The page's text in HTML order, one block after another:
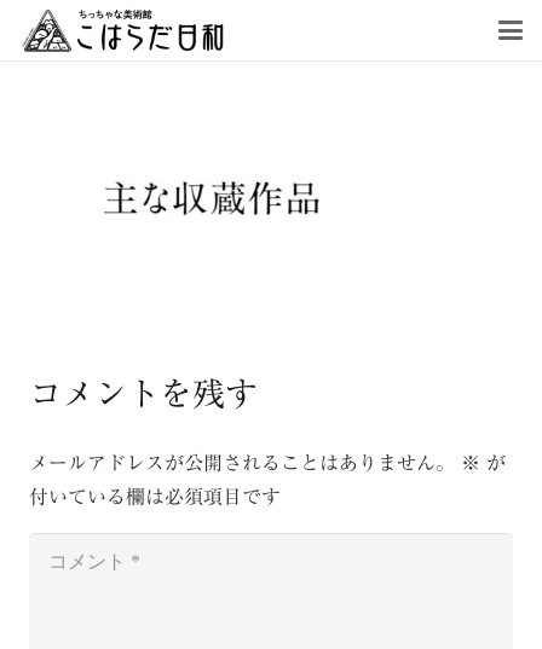
コメントを残す
メールアドレスが公開されることはありません。 ※ が
付いている欄は必須項目です